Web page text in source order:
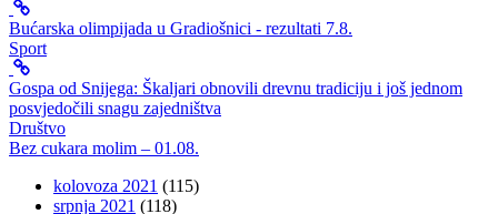
Bućarska olimpijada u Gradiošnici - rezultati 7.8.
Sport
Gospa od Snijega: Škaljari obnovili drevnu tradiciju i još jednom
posvjedočili snagu zajedništva
Društvo
Bez cukara molim – 01.08.
kolovoza 2021 (115)
srpnja 2021 (118)